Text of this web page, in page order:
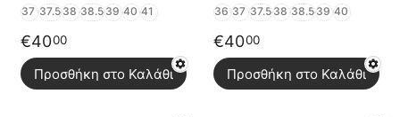
37 37.538 38.539 40 41
€4000
Προσθήκη στο Καλάθι
36 37 37.5 38 38.5 39 40
€4000
Προσθήκη στο Καλάθι